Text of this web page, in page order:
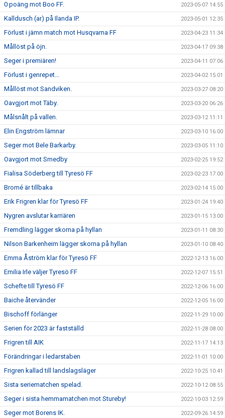
0 poäng mot Boo FF. 2023-05-07 14:55
Kalldusch (ar) på Ilanda IP. 2023-05-01 12:35
Förlust i jämn match mot Husqvarna FF 2023-04-23 11:34
Mållöst på öjn. 2023-04-17 09:38
Seger i premiären! 2023-04-11 07:06
Förlust i genrepet... 2023-04-02 15:01
Mållöst mot Sandviken. 2023-03-27 08:20
Oavgjort mot Täby. 2023-03-20 06:26
Målsnålt på vallen. 2023-03-12 11:11
Elin Engström lämnar 2023-03-10 16:00
Seger mot Bele Barkarby. 2023-03-05 11:10
Oavgjort mot Smedby 2023-02-25 19:52
Fialisa Söderberg till Tyresö FF 2023-02-23 17:00
Bromé är tillbaka 2023-02-14 15:00
Erik Frigren klar för Tyresö FF 2023-01-24 19:40
Nygren avslutar karriären 2023-01-15 13:00
Fremdling lägger skorna på hyllan 2023-01-11 08:30
Nilson Barkenheim lägger skorna på hyllan 2023-01-10 08:40
Emma Åström klar för Tyresö FF 2022-12-13 16:00
Emilia Irle väljer Tyresö FF 2022-12-07 15:51
Schefte till Tyresö FF 2022-12-06 16:00
Baiche återvänder 2022-12-05 16:00
Bischoff förlänger 2022-11-29 10:00
Serien för 2023 är fastställd 2022-11-28 08:00
Frigren till AIK 2022-11-17 14:13
Förändringar i ledarstaben 2022-11-01 10:00
Frigren kallad till landslagsläger 2022-10-25 10:41
Sista seriematchen spelad. 2022-10-12 08:55
Seger i sista hemmamatchen mot Stureby! 2022-10-03 12:59
Seger mot Borens IK. 2022-09-26 14:59